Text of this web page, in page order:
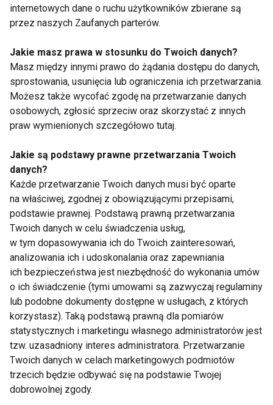
Boot camp SPA
Argilloterapią czyli glinkowa
Kasztanowe SPA
Jak pielęgnować opaleniznę
Upiększający peeling
internetowych dane o ruchu użytkowników zbierane są
przez naszych Zaufanych parterów.
Jakie masz prawa w stosunku do Twoich danych?
Masz między innymi prawo do żądania dostępu do danych,
sprostowania, usunięcia lub ograniczenia ich przetwarzania.
Możesz także wycofać zgodę na przetwarzanie danych
osobowych, zgłosić sprzeciw oraz skorzystać z innych
praw wymienionych szczegółowo tutaj.
Jakie są podstawy prawne przetwarzania Twoich
danych?
Każde przetwarzanie Twoich danych musi być oparte
na właściwej, zgodnej z obowiązującymi przepisami,
podstawie prawnej. Podstawą prawną przetwarzania
Twoich danych w celu świadczenia usług,
w tym dopasowywania ich do Twoich zainteresowań,
analizowania ich i udoskonalania oraz zapewniania
ich bezpieczeństwa jest niezbędność do wykonania umów
o ich świadczenie (tymi umowami są zazwyczaj regulaminy
lub podobne dokumenty dostępne w usługach, z których
korzystasz). Taką podstawą prawną dla pomiarów
statystycznych i marketingu własnego administratorów jest
tzw. uzasadniony interes administratora. Przetwarzanie
Twoich danych w celach marketingowych podmiotów
trzecich będzie odbywać się na podstawie Twojej
dobrowolnej zgody.